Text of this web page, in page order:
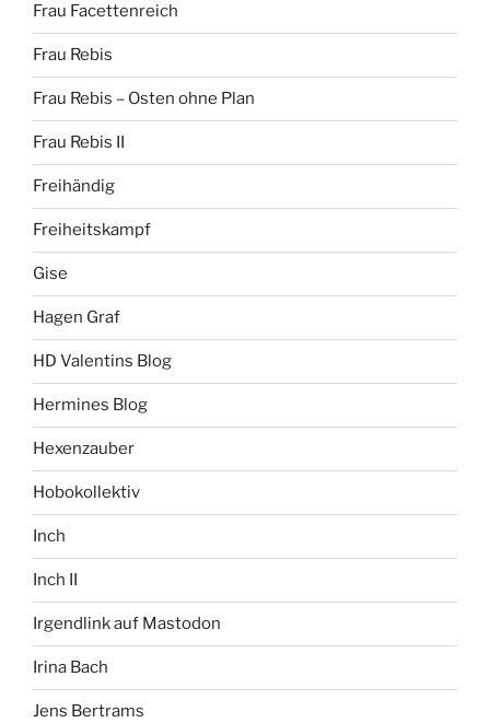
Frau Facettenreich
Frau Rebis
Frau Rebis – Osten ohne Plan
Frau Rebis II
Freihändig
Freiheitskampf
Gise
Hagen Graf
HD Valentins Blog
Hermines Blog
Hexenzauber
Hobokollektiv
Inch
Inch II
Irgendlink auf Mastodon
Irina Bach
Jens Bertrams